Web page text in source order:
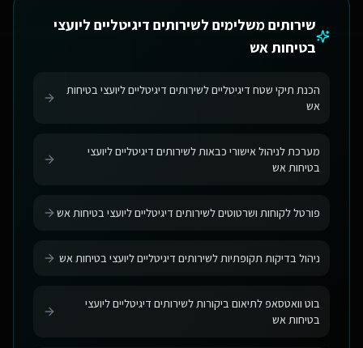
שירותים משלימים לשירותים דיגיטליים ליועצי
בטיחות אש
הכנת תיקי שטח דיגיטליים לשירותים דיגיטליים ליועצי בטיחות
אש
מערכת לניהול אישורי כבאות לשירותים דיגיטליים ליועצי
בטיחות אש
פורטל לקוחות ושרטוטים לשירותים דיגיטליים ליועצי בטיחות אש
ניהול בדיקות תקופתיות לשירותים דיגיטליים ליועצי בטיחות אש
בוט וואטסאפ לתיאום ביקורות לשירותים דיגיטליים ליועצי
בטיחות אש